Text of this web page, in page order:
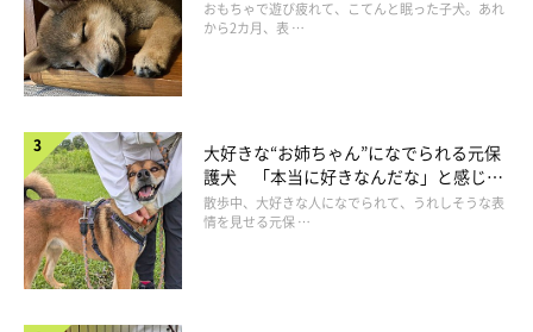
成長！
おもちゃで遊び疲れて、こてんと眠った子犬。あれ
から2カ月、表 …
大好きな“お姉ちゃん”になでられる元保
護犬 「本当に好きなんだな」と感じる
表情にほっこり
散歩中、大好きな人になでられて、うれしそうな表
情を見せる元保 …